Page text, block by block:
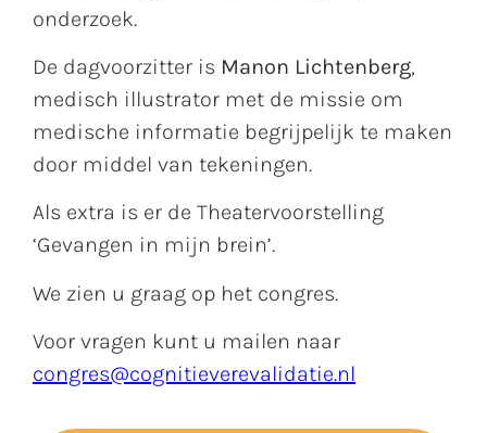
onderzoek.
De dagvoorzitter is Manon Lichtenberg,
medisch illustrator met de missie om
medische informatie begrijpelijk te maken
door middel van tekeningen.
Als extra is er de Theatervoorstelling
‘Gevangen in mijn brein’.
We zien u graag op het congres.
Voor vragen kunt u mailen naar
congres@cognitieverevalidatie.nl